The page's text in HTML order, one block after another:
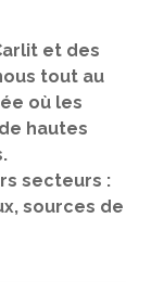
et des
tout au
où les
hautes
secteurs :
sources de